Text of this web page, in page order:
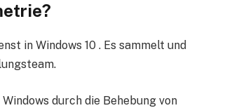
in Windows 10 . Es sammelt und
durch die Behebung von